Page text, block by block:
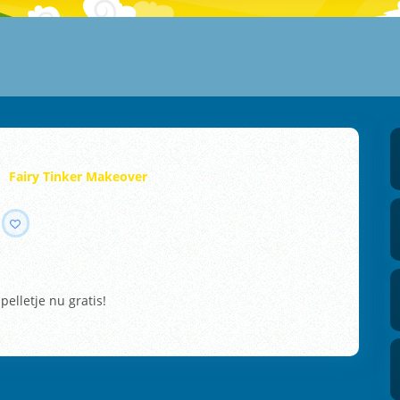
Fairy Tinker Makeover
nu gratis!